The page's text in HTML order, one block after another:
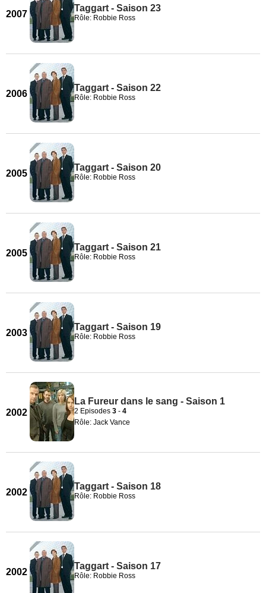
2007
Taggart - Saison 23
Rôle: Robbie Ross
2006
Taggart - Saison 22
Rôle: Robbie Ross
2005
Taggart - Saison 20
Rôle: Robbie Ross
2005
Taggart - Saison 21
Rôle: Robbie Ross
2003
Taggart - Saison 19
Rôle: Robbie Ross
2002
La Fureur dans le sang - Saison 1
2 Episodes 3 - 4
Rôle: Jack Vance
2002
Taggart - Saison 18
Rôle: Robbie Ross
2002
Taggart - Saison 17
Rôle: Robbie Ross